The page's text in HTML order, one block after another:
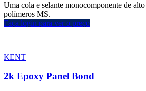
Uma cola e selante monocomponente de alto
polímeros MS.
Faça login para ver o preço
KENT
2k Epoxy Panel Bond